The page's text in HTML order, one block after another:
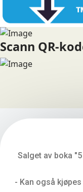
Scann QR-
Salget av boka
- Kan også